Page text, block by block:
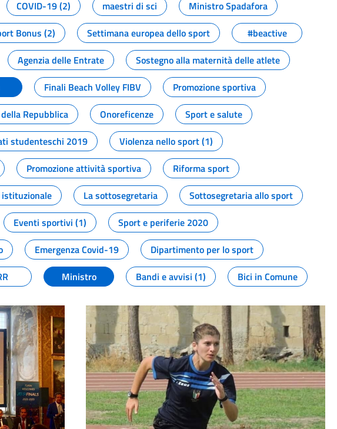
COVID-19 (2) maestri di sci
Ministro Spadafora
Bonus (2) Settimana europea dello sport
#beactive
Agenzia delle Entrate
Sostegno alla maternità delle atlete
Finali Beach Volley FIBV
Promozione sportiva
Repubblica Onoreficenze
Sport e salute
studenteschi 2019
Violenza nello sport (1)
Promozione attività sportiva
Riforma sport
La sottosegretaria
Sottosegretaria allo sport
Eventi sportivi (1)
Sport e periferie 2020
Emergenza Covid-19
Dipartimento per lo sport
Ministro Bandi e avvisi (1) Bici in Comune